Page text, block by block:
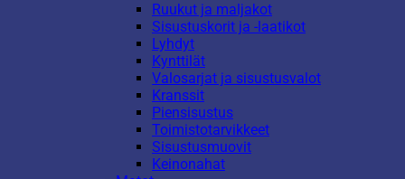
Ruukut ja maljakot
Sisustuskorit ja -laatikot
Lyhdyt
Kynttilät
Valosarjat ja sisustusvalot
Kranssit
Piensisustus
Toimistotarvikkeet
Sisustusmuovit
Keinonahat